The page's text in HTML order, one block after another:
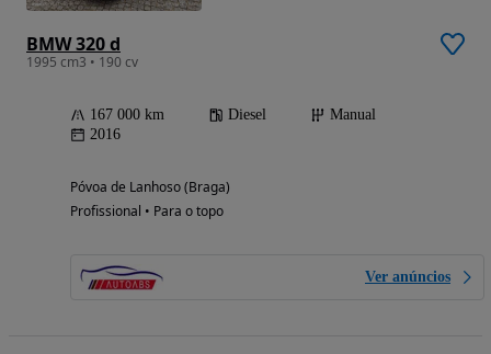
BMW 320 d
1995 cm3 • 190 cv
167 000 km Diesel
Manual
2016
Póvoa de Lanhoso (Braga)
Profissional • Para o topo
Ver anúncios